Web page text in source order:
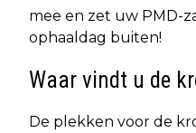
mee en zet uw PMD-
ophaaldag buiten!
Waar vindt u de
De plekken voor de